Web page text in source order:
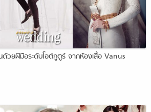
ด้วยฝีมือระดับโอต์กูตูร์ จากห้องเสื้อ Vanus